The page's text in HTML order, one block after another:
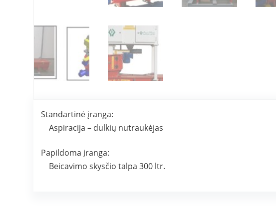
Standartinė įranga:
Aspiracija – dulkių nutraukėjas
Papildoma įranga:
Beicavimo skysčio talpa 300 ltr.